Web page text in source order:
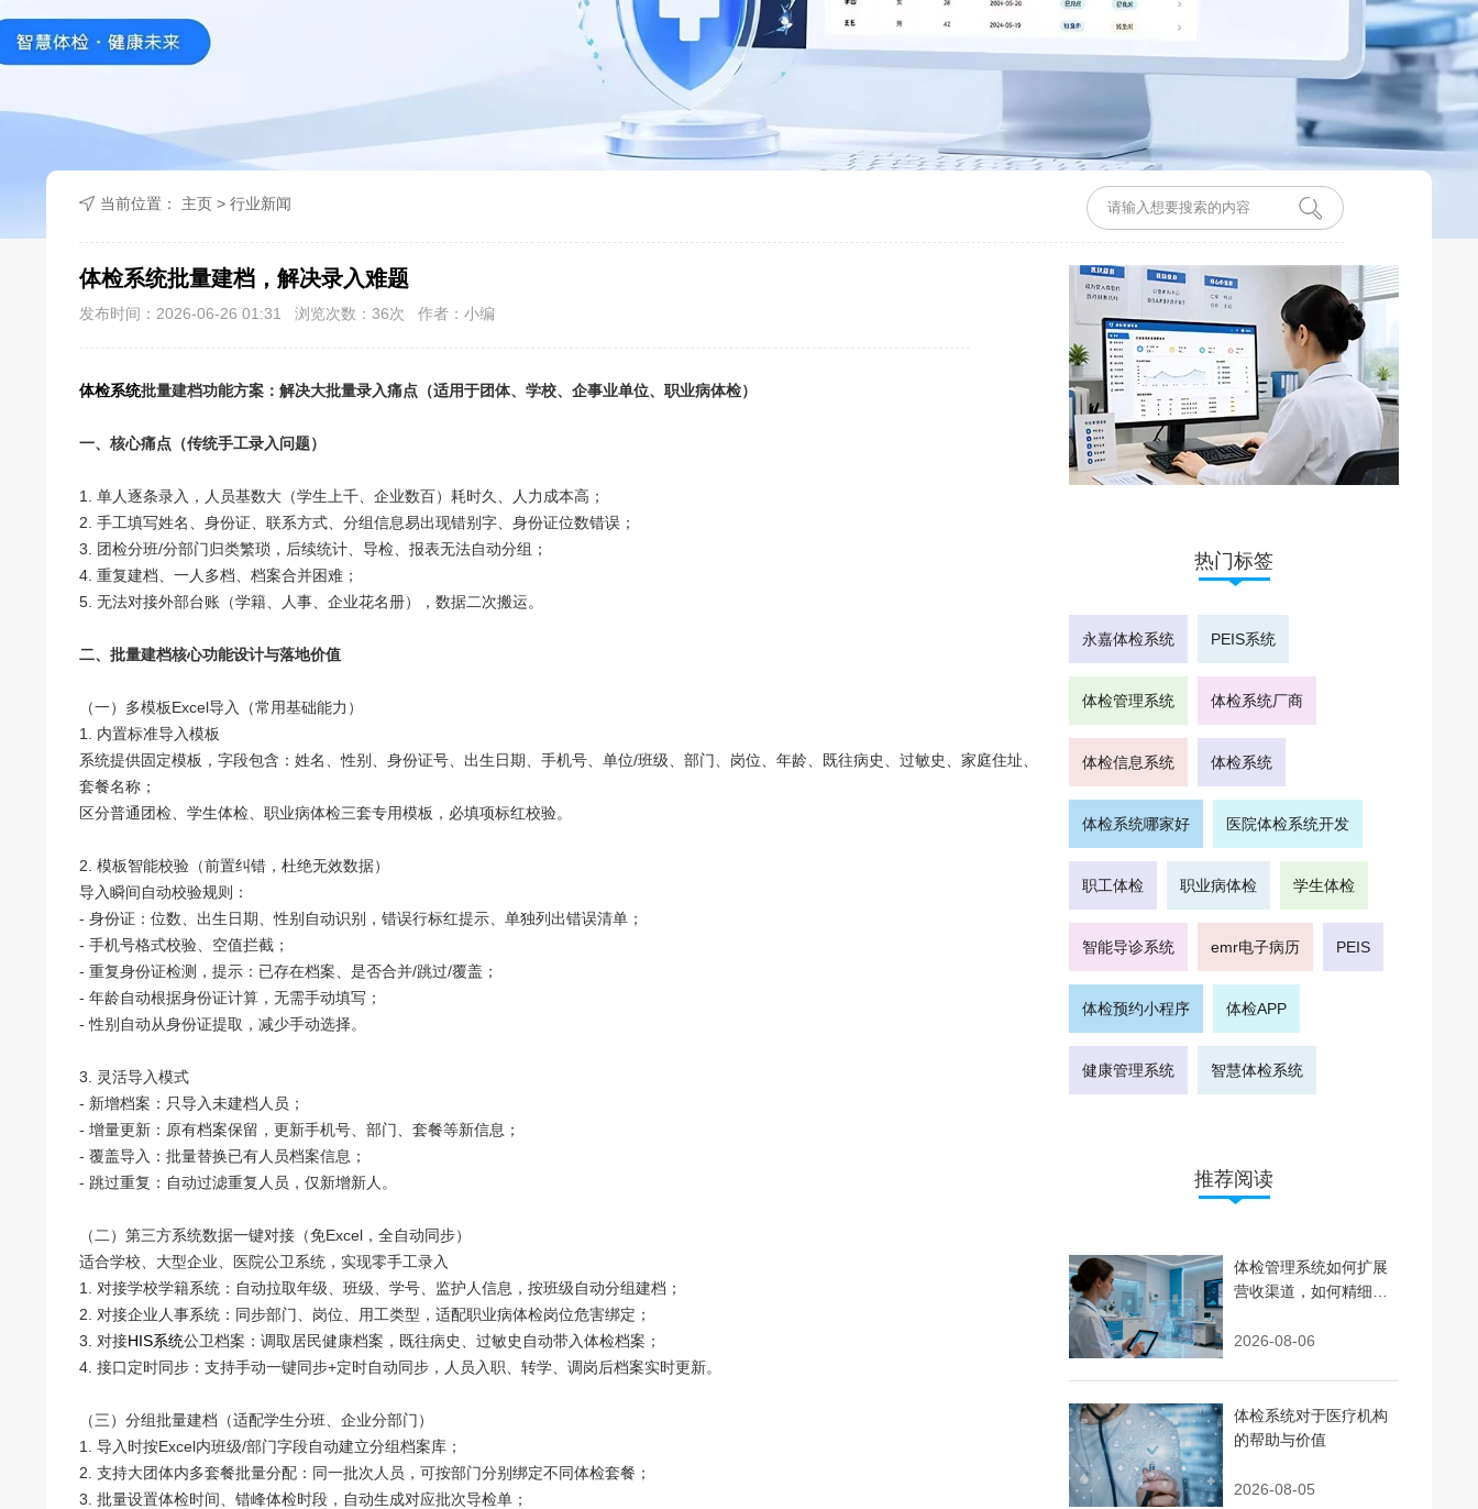
当前位置： 主页 > 行业新闻
体检系统批量建档，解决录入难题
发布时间：2026-06-26 01:31 浏览次数： 36次 作者：小编
体检系统批量建档功能方案：解决大批量录入痛点（适用于团体、学校、企事业单位、职业病体检）
一、核心痛点（传统手工录入问题）
1. 单人逐条录入，人员基数大（学生上千、企业数百）耗时久、人力成本高；
2. 手工填写姓名、身份证、联系方式、分组信息易出现错别字、身份证位数错误；
3. 团检分班/分部门归类繁琐，后续统计、导检、报表无法自动分组；
4. 重复建档、一人多档、档案合并困难；
5. 无法对接外部台账（学籍、人事、企业花名册），数据二次搬运。
二、批量建档核心功能设计与落地价值
（一）多模板Excel导入（常用基础能力）
1. 内置标准导入模板
系统提供固定模板，字段包含：姓名、性别、身份证号、出生日期、手机号、单位/班级、部门、岗位、年龄、既往病史、过敏史、家庭住址、
套餐名称；
区分普通团检、学生体检、职业病体检三套专用模板，必填项标红校验。
2. 模板智能校验（前置纠错，杜绝无效数据）
导入瞬间自动校验规则：
- 身份证：位数、出生日期、性别自动识别，错误行标红提示、单独列出错误清单；
- 手机号格式校验、空值拦截；
- 重复身份证检测，提示：已存在档案、是否合并/跳过/覆盖；
- 年龄自动根据身份证计算，无需手动填写；
- 性别自动从身份证提取，减少手动选择。
3. 灵活导入模式
- 新增档案：只导入未建档人员；
- 增量更新：原有档案保留，更新手机号、部门、套餐等新信息；
- 覆盖导入：批量替换已有人员档案信息；
- 跳过重复：自动过滤重复人员，仅新增新人。
（二）第三方系统数据一键对接（免Excel，全自动同步）
适合学校、大型企业、医院公卫系统，实现零手工录入
1. 对接学校学籍系统：自动拉取年级、班级、学号、监护人信息，按班级自动分组建档；
2. 对接企业人事系统：同步部门、岗位、用工类型，适配职业病体检岗位危害绑定；
3. 对接HIS系统公卫档案：调取居民健康档案，既往病史、过敏史自动带入体检档案；
4. 接口定时同步：支持手动一键同步+定时自动同步，人员入职、转学、调岗后档案实时更新。
（三）分组批量建档（适配学生分班、企业分部门）
1. 导入时按Excel内班级/部门字段自动建立分组档案库；
2. 支持大团体内多套餐批量分配：同一批次人员，可按部门分别绑定不同体检套餐；
3. 批量设置体检时间、错峰体检时段，自动生成对应批次导检单；
热门标签
永嘉体检系统 PEIS系统
体检管理系统 体检系统厂商
体检信息系统 体检系统
体检系统哪家好 医院体检系统开发
职工体检 职业病体检 学生体检
智能导诊系统 emr电子病历 PEIS
体检预约小程序 体检APP
健康管理系统 智慧体检系统
推荐阅读
体检管理系统如何扩展
营收渠道，如何精细化
2026-08-06
体检系统对于医疗机构
的帮助与价值
2026-08-05